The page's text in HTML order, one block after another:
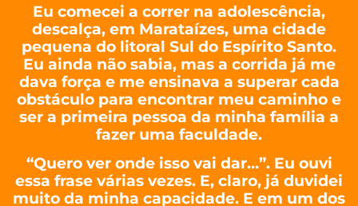
Eu comecei a correr na adolescência,
descalça, em Marataízes, uma cidade
pequena do litoral Sul do Espírito Santo.
Eu ainda não sabia, mas a corrida já me
dava força e me ensinava a superar cada
obstáculo para encontrar meu caminho e
ser a primeira pessoa da minha família a
fazer uma faculdade.
“Quero ver onde isso vai dar…”. Eu ouvi
essa frase várias vezes. E, claro, já duvidei
muito da minha capacidade. E em um dos